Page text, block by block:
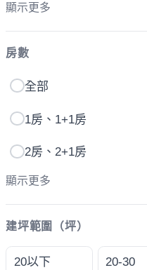
顯示更多
房數
全部
1房、1+1房
2房、2+1房
顯示更多
建坪範圍（坪）
20以下 20-30